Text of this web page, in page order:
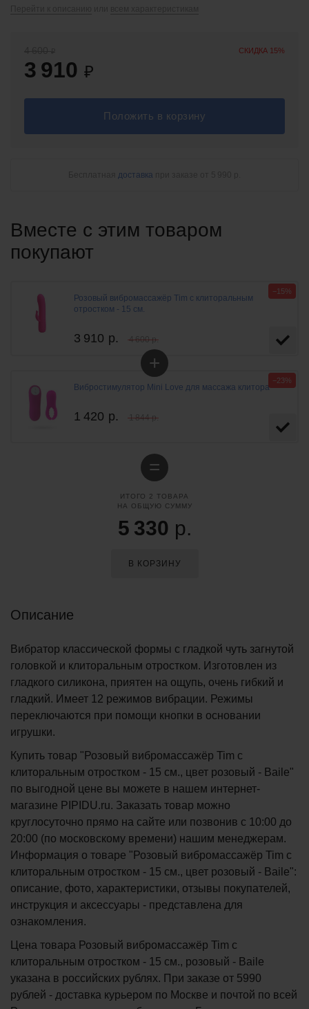
СКИДКА 15%
3 910 ₽
Положить в корзину
доставка
Вместе с этим товаром
покупают
Розовый вибромассажёр Tim с клиторальным
отростком - 15 см.
3 910 р. 4 600 р.
−15%
+
Вибростимулятор Mini Love для массажа клитора
1 420 р. 1 844 р.
−23%
=
ИТОГО 2
ТОВАРА
НА ОБЩУЮ СУММУ
5 330 р.
В КОРЗИНУ
Описание
Вибратор классической формы с гладкой чуть загнутой
головкой и клиторальным отростком. Изготовлен из
гладкого силикона, приятен на ощупь, очень гибкий и
гладкий. Имеет 12 режимов вибрации. Режимы
переключаются при помощи кнопки в основании
игрушки.
Купить товар "Розовый вибромассажёр Tim с
клиторальным отростком - 15 см., цвет розовый - Baile"
по выгодной цене вы можете в нашем интернет-
магазине PIPIDU.ru. Заказать товар можно
круглосуточно прямо на сайте или позвонив с 10:00 до
20:00 (по московскому времени) нашим менеджерам.
Информация о товаре "Розовый вибромассажёр Tim с
клиторальным отростком - 15 см., цвет розовый - Baile":
описание, фото, характеристики, отзывы покупателей,
инструкция и аксессуары - представлена для
ознакомления.
Цена товара Розовый вибромассажёр Tim с
клиторальным отростком - 15 см., розовый - Baile
указана в российских рублях. При заказе от 5990
рублей - доставка курьером по Москве и почтой по всей